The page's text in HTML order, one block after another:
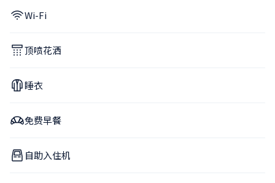
Wi-Fi
顶喷花洒
睡衣
免费早餐
自助入住机